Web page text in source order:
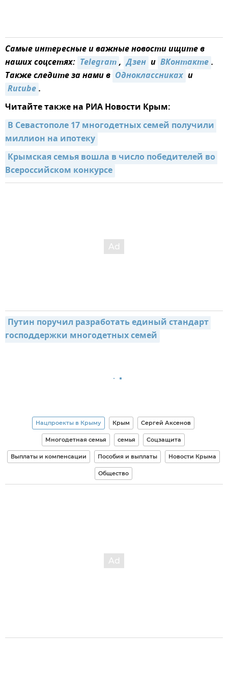
Самые интересные и важные новости ищите в
наших соцсетях: Telegram, Дзен и ВКонтакте.
Также следите за нами в Одноклассниках и
Rutube.
Читайте также на РИА Новости Крым:
В Севастополе 17 многодетных семей получили
миллион на ипотеку
Крымская семья вошла в число победителей во
Всероссийском конкурсе
Путин поручил разработать единый стандарт
господдержки многодетных семей
Нацпроекты в Крыму Крым Сергей Аксенов
Многодетная семья семья Соцзащита
Выплаты и компенсации Пособия и выплаты Новости Крыма
Общество